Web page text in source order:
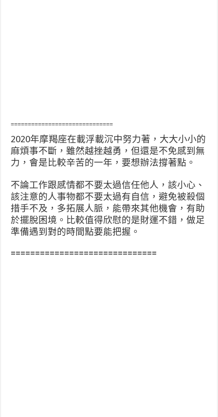
==============================
2020年摩羯座在載浮載沉中努力著，大大小小的
麻煩事不斷，雖然越挫越勇，但還是不免感到無
力，會是比較辛苦的一年，要想辦法撐著點。
不論工作跟感情都不要太過信任他人，該小心、
該注意的人事物都不要太過有自信，避免被殺個
措手不及，多拓展人脈，能帶來其他機會，有助
於擺脫困境。比較值得欣慰的是財運不錯，做足
準備遇到對的時間點要能把握。
==============================